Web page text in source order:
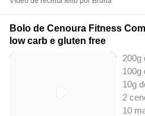
Bolo de Cenoura Fitness
low carb e gluten free
200g
100g
10g
2
10